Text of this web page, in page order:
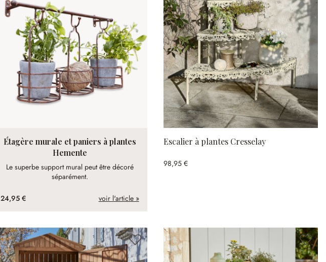
Étagère murale et paniers à plantes
Hemente
Le superbe support mural peut être décoré
séparément.
24,95 € voir l'article »
Escalier à plantes Cresselay
98,95 €